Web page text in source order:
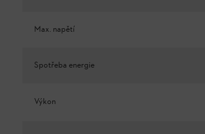
Max. napětí
Spotřeba energie
Výkon